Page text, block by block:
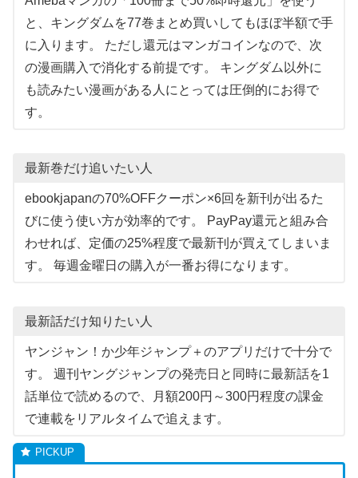
と、キングダムを77巻まとめ買いしてもほぼ半額で手
に入ります。 ただし還元はマンガコインなので、次
の漫画購入で消化する前提です。 キングダム以外に
も読みたい漫画がある人にとっては圧倒的にお得で
す。
最新巻だけ追いたい人
ebookjapanの70%OFFクーポン×6回を新刊が出るた
びに使う使い方が効率的です。 PayPay還元と組み合
わせれば、定価の25%程度で最新刊が買えてしまいま
す。 毎週金曜日の購入が一番お得になります。
最新話だけ知りたい人
ヤンジャン！か少年ジャンプ＋のアプリだけで十分で
す。 週刊ヤングジャンプの発売日と同時に最新話を1
話単位で読めるので、月額200円～300円程度の課金
で連載をリアルタイムで追えます。